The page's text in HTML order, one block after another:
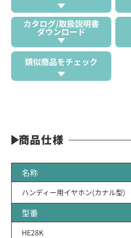
カタログ/取扱説明書
ダウンロード
類似商品をチェック
商品仕様
名称
ハンディー用イヤホン(カナル型)
型番
HE28K